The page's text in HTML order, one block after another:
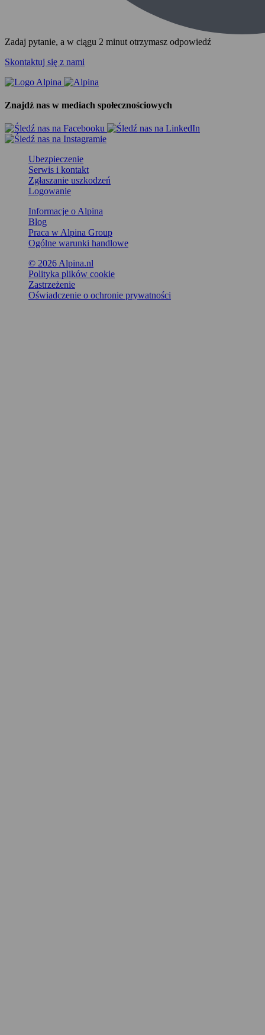
Zadaj pytanie, a w ciągu 2 minut otrzymasz odpowiedź
Skontaktuj się z nami
Znajdź nas w mediach społecznościowych
Ubezpieczenie
Serwis i kontakt
Zgłaszanie uszkodzeń
Logowanie
Informacje o Alpina
Blog
Praca w Alpina Group
Ogólne warunki handlowe
© 2026 Alpina.nl
Polityka plików cookie
Zastrzeżenie
Oświadczenie o ochronie prywatności